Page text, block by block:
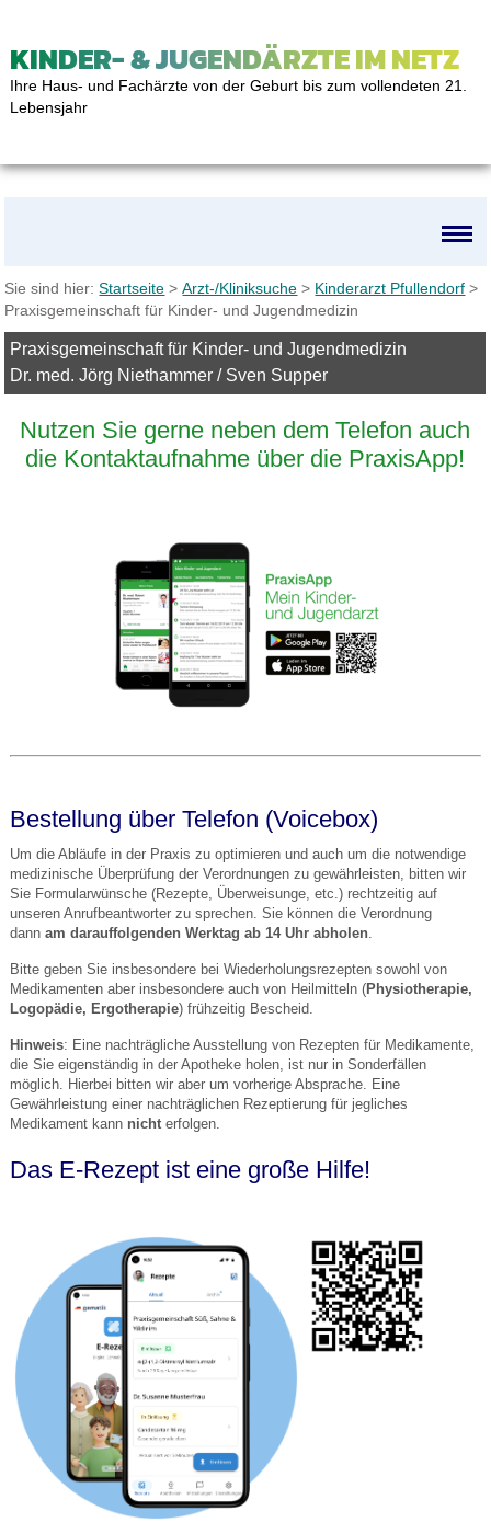
KINDER- & JUGENDÄRZTE IM NETZ
Ihre Haus- und Fachärzte von der Geburt bis zum vollendeten 21.
Lebensjahr
Sie sind hier:Startseite >Arzt-/Kliniksuche > Kinderarzt Pfullendorf >
Praxisgemeinschaft für Kinder- und Jugendmedizin
Praxisgemeinschaft für Kinder- und Jugendmedizin
Dr. med. Jörg Niethammer / Sven Supper
Nutzen Sie gerne neben dem Telefon auch
die Kontaktaufnahme über die PraxisApp!
Bestellung über Telefon (Voicebox)
Um die Abläufe in der Praxis zu optimieren und auch um die notwendige
medizinische Überprüfung der Verordnungen zu gewährleisten, bitten wir
Sie Formularwünsche (Rezepte, Überweisunge, etc.) rechtzeitig auf
unseren Anrufbeantworter zu sprechen. Sie können die Verordnung
dann am darauffolgenden Werktag ab 14 Uhr abholen.
Bitte geben Sie insbesondere bei Wiederholungsrezepten sowohl von
Medikamenten aber insbesondere auch von Heilmitteln (Physiotherapie,
Logopädie, Ergotherapie) frühzeitig Bescheid.
Hinweis: Eine nachträgliche Ausstellung von Rezepten für Medikamente,
die Sie eigenständig in der Apotheke holen, ist nur in Sonderfällen
möglich. Hierbei bitten wir aber um vorherige Absprache. Eine
Gewährleistung einer nachträglichen Rezeptierung für jegliches
Medikament kann nichterfolgen.
Das E-Rezept ist eine große Hilfe!